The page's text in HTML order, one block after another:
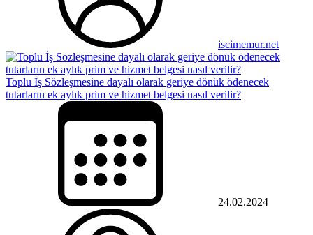
iscimemur.net
Toplu İş Sözleşmesine dayalı olarak geriye dönük ödenecek
tutarların ek aylık prim ve hizmet belgesi nasıl verilir?
24.02.2024